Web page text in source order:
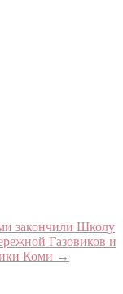
закончили Школу
Газовиков и
Коми →